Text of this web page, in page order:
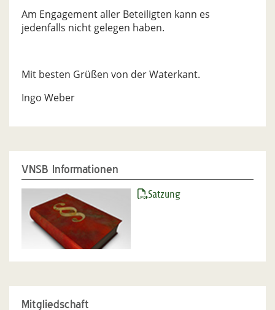
Am Engagement aller Beteiligten kann es
jedenfalls nicht gelegen haben.
Mit besten Grüßen von der Waterkant.
Ingo Weber
VNSB Informationen
Satzung
Mitgliedschaft